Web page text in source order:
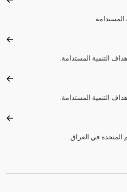
المستدامة
التنمية المستدامة.
التنمية المستدامة.
في العراق.